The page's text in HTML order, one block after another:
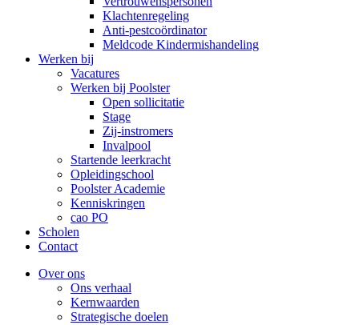
Klachtenregeling
Anti-pestcoördinator
Meldcode Kindermishandeling
Werken bij
Vacatures
Werken bij Poolster
Open sollicitatie
Stage
Zij-instromers
Invalpool
Startende leerkracht
Opleidingschool
Poolster Academie
Kenniskringen
cao PO
Scholen
Contact
Over ons
Ons verhaal
Kernwaarden
Strategische doelen